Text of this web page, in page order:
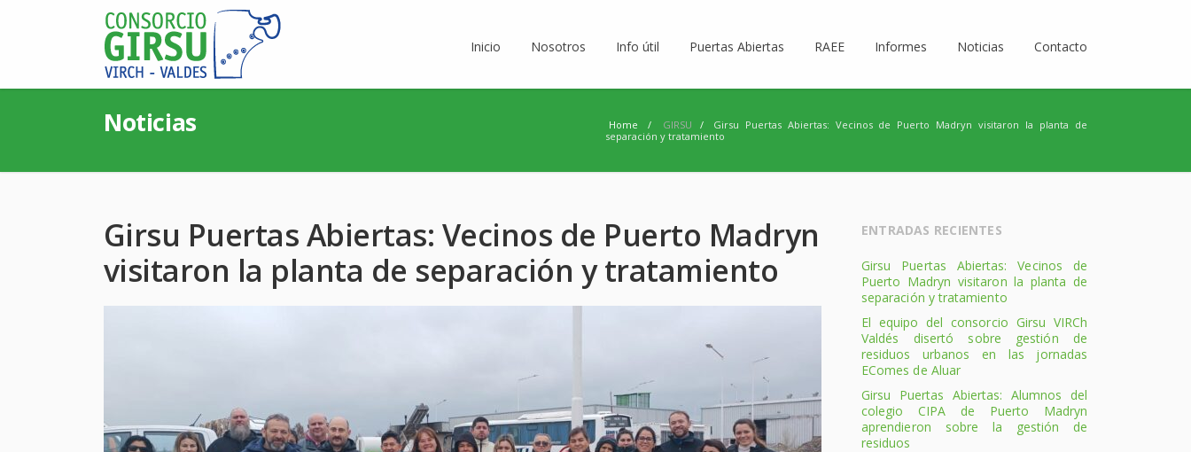
Inicio Nosotros Info útil Puertas Abiertas RAEE Informes Noticias Contacto
Home / GIRSU /
Girsu Puertas Abiertas: Vecinos de Puerto Madryn visitaron la planta de
separación y tratamiento
Noticias
Girsu Puertas Abiertas: Vecinos de Puerto Madryn
visitaron la planta de separación y tratamiento
ENTRADAS RECIENTES
Girsu Puertas Abiertas: Vecinos de
Puerto Madryn visitaron la planta de
separación y tratamiento
El equipo del consorcio Girsu VIRCh
Valdés disertó sobre gestión de
residuos urbanos en las jornadas
EComes de Aluar
Girsu Puertas Abiertas: Alumnos del
colegio CIPA de Puerto Madryn
aprendieron sobre la gestión de
residuos